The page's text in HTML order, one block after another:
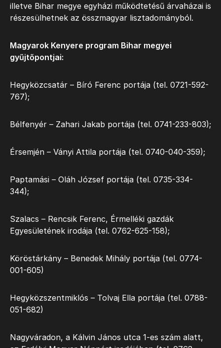
illetve Bihar megye egyházi működtetésű árvaházai is
részesülhetnek az összmagyar lisztadományból.
Magyarok Kenyere program Bihar megyei
gyűjtőpontjai:
Hegyközcsatár – Bíró Ferenc portája (tel. 0721-592-
767);
Bélfenyér – Zahari Jakab portája (tel. 0741-233-803);
Érsemjén – Ványi Attila portája (tel. 0740-040-359);
Paptamási – Oláh József portája (tel. 0735-334-
344);
Szalacs – Rencsik Ferenc, Érmelléki gazdák
Egyesületének irodája (tel. 0762-625-158);
Köröstárkány – Benedek Mihály portája (tel. 0774-
001-605)
Hegyközszentmiklós – Tolvaj Ella portája (tel. 0788-
051-682)
Nagyváradon, a Kálvin János utca 1-es szám alatt,